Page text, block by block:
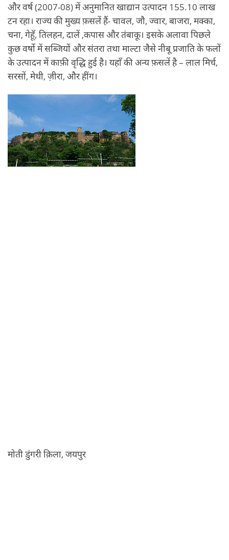
और वर्ष (2007-08) में अनुमानित खाद्यान उत्पादन 155.10 लाख
टन रहा। राज्य की मुख्य फ़सलें हैं- चावल, जौ, ज्वार, बाजरा, मक्का,
चना, गेहूँ, तिलहन, दालें ,कपास और तंबाकू। इसके अलावा पिछले
कुछ वर्षो में सब्जियों और संतरा तथा माल्टा जैसे नीबू प्रजाति के फलों
के उत्पादन में काफ़ी वृद्धि हुई है। यहाँ की अन्य फ़सलें है – लाल मिर्च,
सरसों, मेथी, ज़ीरा, और हींग।
मोती डुंगरी क़िला, जयपुर